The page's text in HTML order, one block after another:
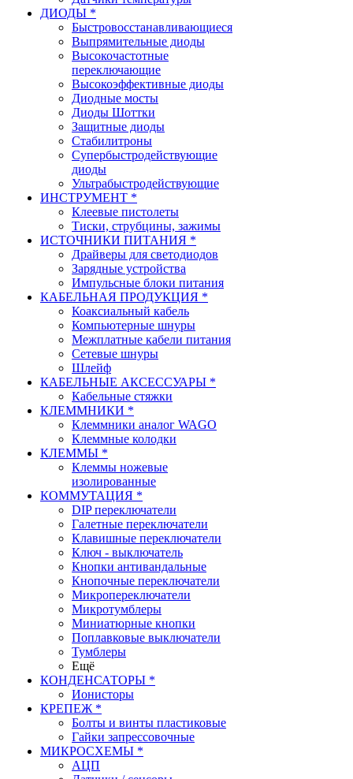
ДИОДЫ *
Быстровосстанавливающиеся
Выпрямительные диоды
Высокочастотные
переключающие
Высокоэффективные диоды
Диодные мосты
Диоды Шоттки
Защитные диоды
Стабилитроны
Супербыстродействующие
диоды
Ультрабыстродействующие
ИНСТРУМЕНТ *
Клеевые пистолеты
Тиски, струбцины, зажимы
ИСТОЧНИКИ ПИТАНИЯ *
Драйверы для светодиодов
Зарядные устройства
Импульсные блоки питания
КАБЕЛЬНАЯ ПРОДУКЦИЯ *
Коаксиальный кабель
Компьютерные шнуры
Межплатные кабели питания
Сетевые шнуры
Шлейф
КАБЕЛЬНЫЕ АКСЕССУАРЫ *
Кабельные стяжки
КЛЕММНИКИ *
Клеммники аналог WAGO
Клеммные колодки
КЛЕММЫ *
Клеммы ножевые
изолированные
КОММУТАЦИЯ *
DIP переключатели
Галетные переключатели
Клавишные переключатели
Ключ - выключатель
Кнопки антивандальные
Кнопочные переключатели
Микропереключатели
Микротумблеры
Миниатюрные кнопки
Поплавковые выключатели
Тумблеры
Ещё
КОНДЕНСАТОРЫ *
Ионисторы
КРЕПЕЖ *
Болты и винты пластиковые
Гайки запрессовочные
МИКРОСХЕМЫ *
АЦП